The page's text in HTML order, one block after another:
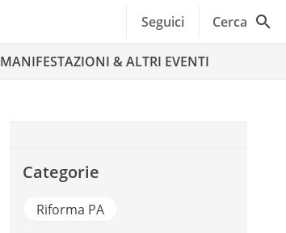
Seguici Cerca
MANIFESTAZIONI & ALTRI EVENTI
Categorie
Riforma PA